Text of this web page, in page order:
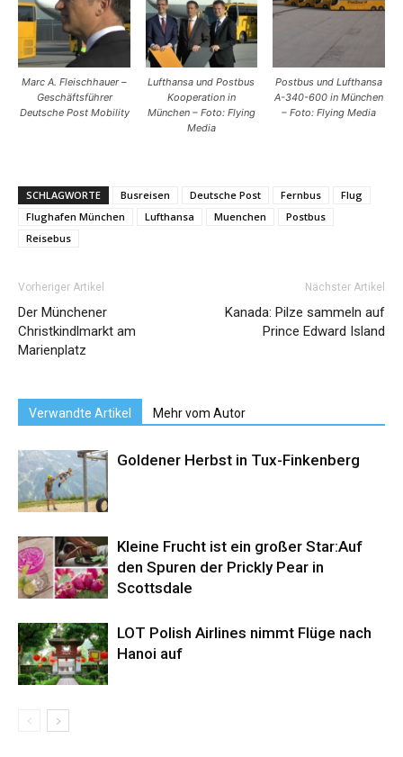
Marc A. Fleischhauer –
Geschäftsführer
Deutsche Post Mobility
Lufthansa und Postbus
Kooperation in
München – Foto: Flying
Media
Postbus und Lufthansa
A-340-600 in München
– Foto: Flying Media
SCHLAGWORTE Busreisen Deutsche Post Fernbus
Flug
Flughafen München
Lufthansa Muenchen
Postbus
Reisebus
Vorheriger Artikel
Der Münchener
Christkindlmarkt am
Marienplatz
Nächster Artikel
Kanada: Pilze sammeln auf
Prince Edward Island
Verwandte Artikel Mehr vom Autor
Goldener Herbst in Tux-Finkenberg
Kleine Frucht ist ein großer Star:Auf
den Spuren der Prickly Pear in
Scottsdale
LOT Polish Airlines nimmt Flüge nach
Hanoi auf